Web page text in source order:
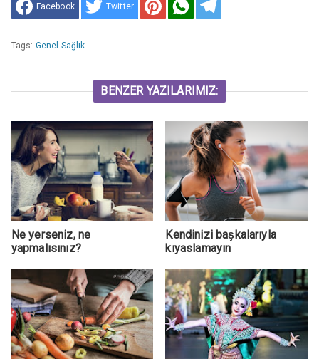
Facebook Twitter
Tags: Genel Sağlık
BENZER YAZILARIMIZ:
Ne yerseniz, ne
yapmalısınız?
Kendinizi başkalarıyla
kıyaslamayın